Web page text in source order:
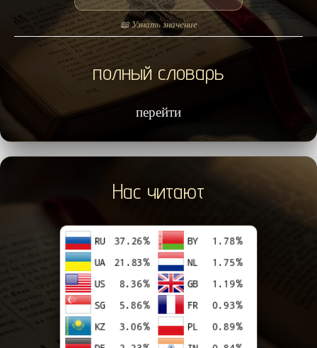
📖 Узнать значение
полный словарь
перейти
Нас читают